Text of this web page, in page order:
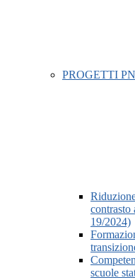
PROGETTI
contrasto
19/2024)
scuole